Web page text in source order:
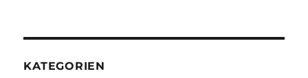
KATEGORIEN